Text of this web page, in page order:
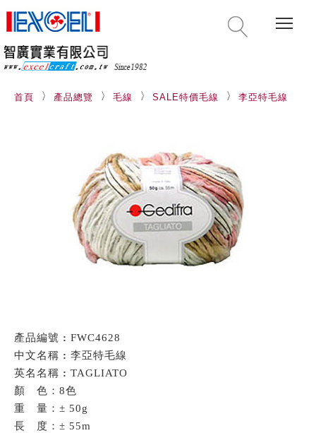
首頁 產品總覽 毛線 SALE特價毛線 李亞特毛線
產品編號 : FWC4628
中文名稱 : 李亞特毛線
英名名稱 : TAGLIATO
顏 色：8色
重 量：± 50g
長 度：± 55m